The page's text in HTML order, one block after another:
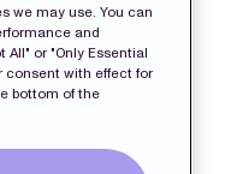
we may use. You can
and
or "Only Essential
consent with effect for
bottom of the